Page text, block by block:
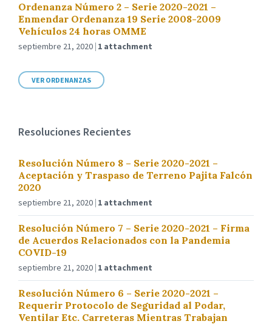
Ordenanza Número 2 – Serie 2020-2021 –
Enmendar Ordenanza 19 Serie 2008-2009
Vehículos 24 horas OMME
septiembre 21, 2020 1 attachment
VER ORDENANZAS
Resoluciones Recientes
Resolución Número 8 – Serie 2020-2021 –
Aceptación y Traspaso de Terreno Pajita Falcón
2020
septiembre 21, 2020 1 attachment
Resolución Número 7 – Serie 2020-2021 – Firma
de Acuerdos Relacionados con la Pandemia
COVID-19
septiembre 21, 2020 1 attachment
Resolución Número 6 – Serie 2020-2021 –
Requerir Protocolo de Seguridad al Podar,
Ventilar Etc. Carreteras Mientras Trabajan